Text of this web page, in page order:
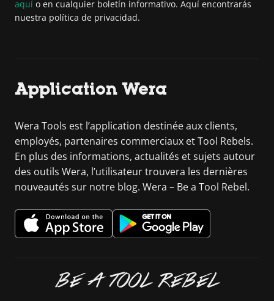
aquí o en cualquier boletín informativo. Aquí encontrarás
nuestra política de privacidad.
Application Wera
Wera Tools est l’application destinée aux clients,
employés, partenaires commerciaux et Tool Rebels.
En plus des informations, actualités et sujets autour
des outils Wera, l’utilisateur trouvera les dernières
nouveautés sur notre blog. Wera – Be a Tool Rebel.
BE A TOOL REBEL